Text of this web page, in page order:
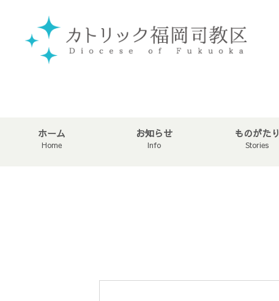
ホーム
Home
お知らせ
Info
ものがたり
Stories